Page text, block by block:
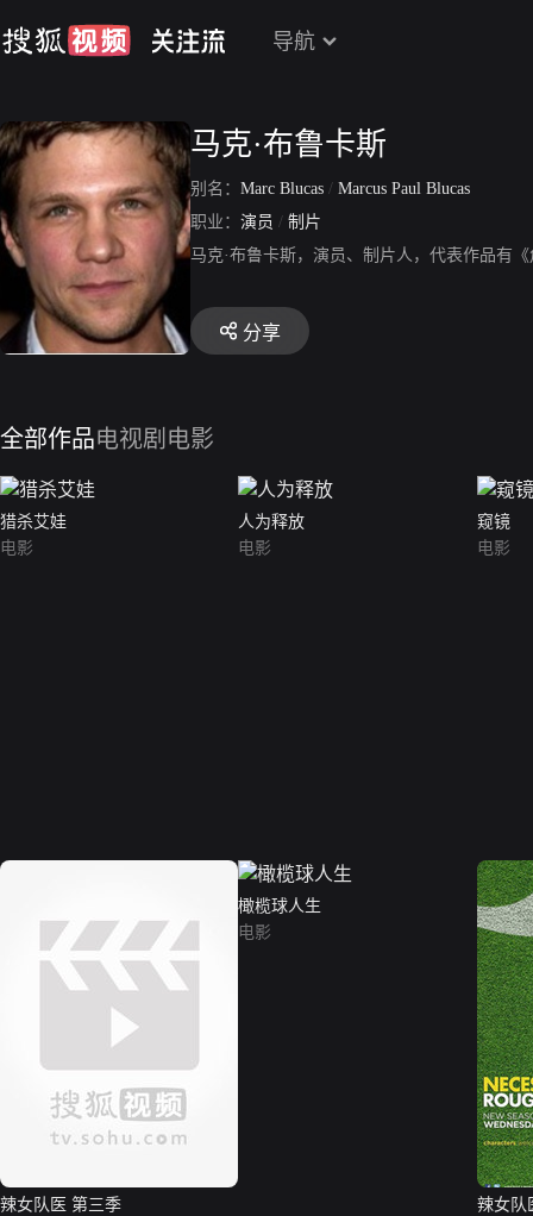
导航
马克·布鲁卡斯
别名： Marc Blucas / Marcus Paul Blucas
职业： 演员 / 制片
马克·布鲁卡斯，演员、制片人，代表作品有
分享
全部作品电视剧 电影
猎杀艾娃
电影
人为释放
电影
窥镜
电影
辣女队医 第三季
橄榄球人生
电影
辣女队